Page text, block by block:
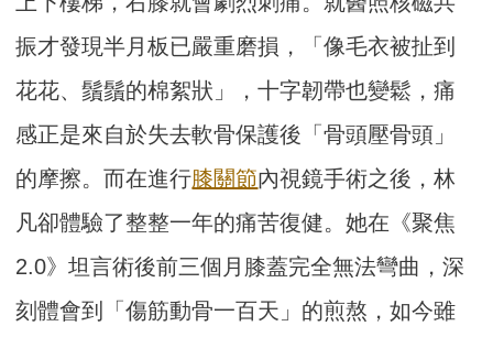
振才發現半月板已嚴重磨損，「像毛衣被扯到
花花、鬚鬚的棉絮狀」，十字韌帶也變鬆，痛
感正是來自於失去軟骨保護後「骨頭壓骨頭」
的摩擦。而在進行膝關節內視鏡手術之後，林
凡卻體驗了整整一年的痛苦復健。她在《聚焦
2.0》坦言術後前三個月膝蓋完全無法彎曲，深
刻體會到「傷筋動骨一百天」的煎熬，如今雖